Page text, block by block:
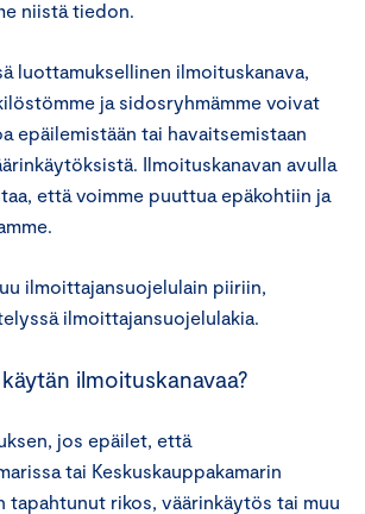
niistä tiedon.
luottamuksellinen ilmoituskanava,
ja sidosryhmämme voivat
epäilemistään tai havaitsemistaan
Ilmoituskanavan avulla
että voimme puuttua epäkohtiin ja
ilmoittajansuojelulain piiriin,
ilmoittajansuojelulakia.
ilmoituskanavaa?
jos epäilet, että
tai Keskuskauppakamarin
tapahtunut rikos, väärinkäytös tai muu